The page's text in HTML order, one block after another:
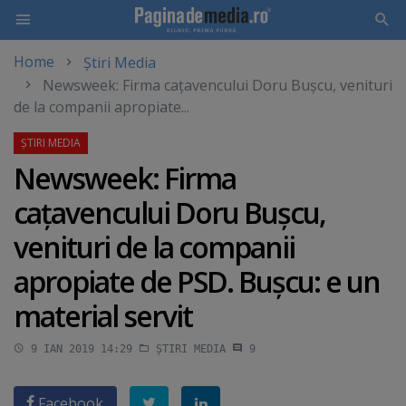
main
content
Home
Știri Media
Newsweek: Firma caţavencului Doru Buşcu, venituri
de la companii apropiate...
Newsweek: Firma
caţavencului Doru Buşcu,
venituri de la companii
apropiate de PSD. Buşcu: e un
material servit
9 IAN 2019 14:29 ȘTIRI MEDIA 9